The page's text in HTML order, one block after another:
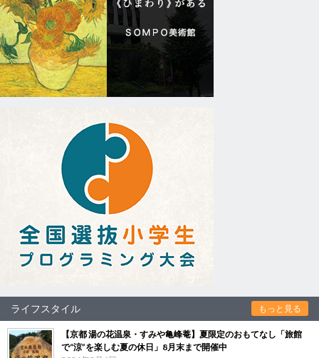
ライフスタイル もっと見る
【京都 湯の花温泉・すみや亀峰菴】夏限定のおもてなし「旅館
で“涼”を楽しむ夏の休日」8月末まで開催中